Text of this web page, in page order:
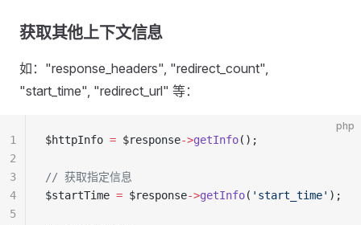
获取其他上下文信息
如："response_headers", "redirect_count",
"start_time", "redirect_url" 等：
php
$httpInfo = $response->getInfo();
// 获取指定信息
$startTime = $response->getInfo( 'start_time' );
1
2
3
4
5